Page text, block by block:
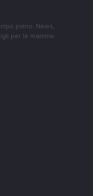
pieno. News,
per le mamme.